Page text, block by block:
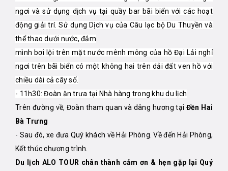
ngơi và sử dụng dịch vụ tại quầy bar bãi biển với các hoạt
động giải trí. Sử dụng Dịch vụ của Câu lạc bộ Du Thuyền và
thể thao dưới nước, đắm
mình bơi lội trên mặt nước mênh mông của hồ Đại Lải nghỉ
ngơi trên bãi biển có một không hai trên dải đất ven hồ với
chiều dài cả cây số.
- 11h30: Đoàn ăn trưa tại Nhà hàng trong khu du lịch
Trên đường về, Đoàn tham quan và dâng hương tại Đền Hai
Bà Trưng
- Sau đó, xe đưa Quý khách về Hải Phòng. Về đến Hải Phòng,
Kết thúc chương trình.
Du lịch ALO TOUR chân thành cảm ơn & hẹn gặp lại Quý